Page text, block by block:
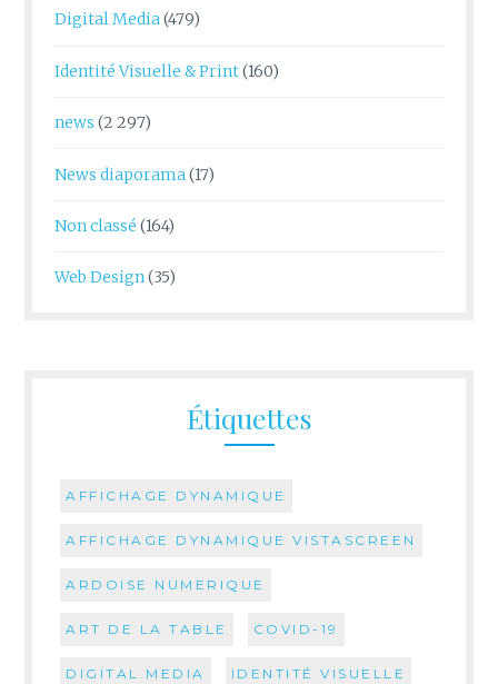
Digital Media(479)
Identité Visuelle & Print(160)
news (2 297)
News diaporama (17)
Non classé (164)
Web Design(35)
Étiquettes
AFFICHAGE DYNAMIQUE
AFFICHAGE DYNAMIQUE VISTASCREEN
ARDOISE NUMERIQUE
ART DE LA TABLE COVID-19
DIGITAL MEDIA IDENTITÉ VISUELLE